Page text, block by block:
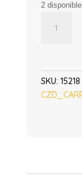
2
SKU: 15218